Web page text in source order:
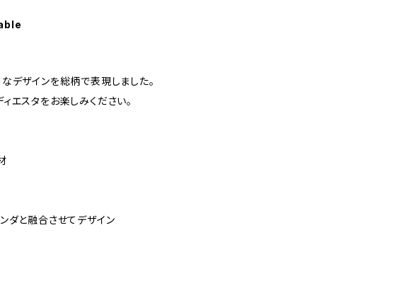
デザインを総柄で表現しました。
エスタをお楽しみください。
ダと融合させてデザイン